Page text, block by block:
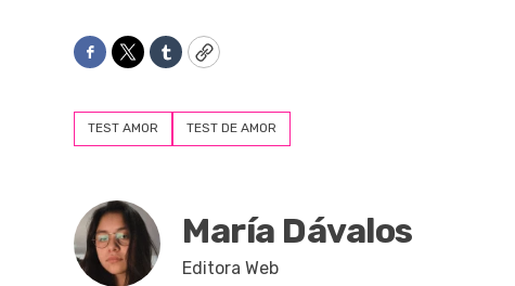
Facebook
TwitterTumblrCopy
TEST AMOR TEST DE AMOR
María Dávalos
Editora Web